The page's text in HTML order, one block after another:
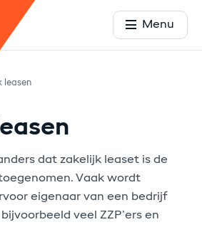
Menu
leasen
dat zakelijk leaset is de
Vaak wordt
eigenaar van een bedrijf
veel ZZP’ers en